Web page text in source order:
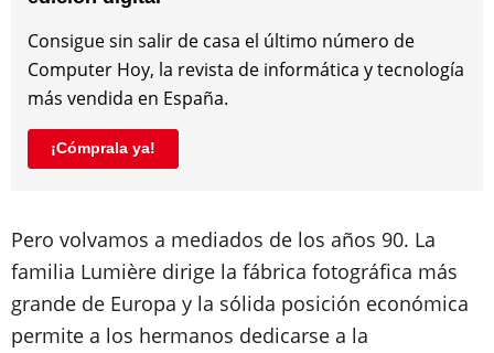
Consigue sin salir de casa el último número de
Computer Hoy, la revista de informática y tecnología
más vendida en España.
¡Cómprala ya!
Pero volvamos a mediados de los años 90. La
familia Lumière dirige la fábrica fotográfica más
grande de Europa y la sólida posición económica
permite a los hermanos dedicarse a la